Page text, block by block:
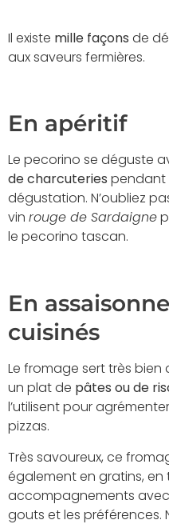
Il existe mille façons de
aux saveurs fermières.
En apéritif
Le pecorino se déguste
de charcuteries pendant
dégustation. N’oubliez
vin rouge de Sardaigne
le pecorino tascan.
En
cuisinés
Le fromage sert très bien
un plat de pâtes ou de
l’utilisent pour
pizzas.
Très savoureux, ce
également en gratins, en
accompagnements avec
gouts et les préférences.